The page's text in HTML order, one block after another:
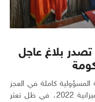
بلاغ عاجل
كاملة في العجز
عن تعبئة الموارد المالية المفترضة بميزانية 2022، في ظل تعثر